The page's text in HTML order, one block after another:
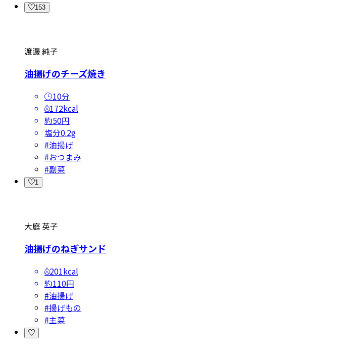
153
渡邊 純子
油揚げのチーズ焼き
10分
172kcal
約50円
塩分0.2g
#油揚げ
#おつまみ
#副菜
1
大庭 英子
油揚げのねぎサンド
201kcal
約110円
#油揚げ
#揚げもの
#主菜